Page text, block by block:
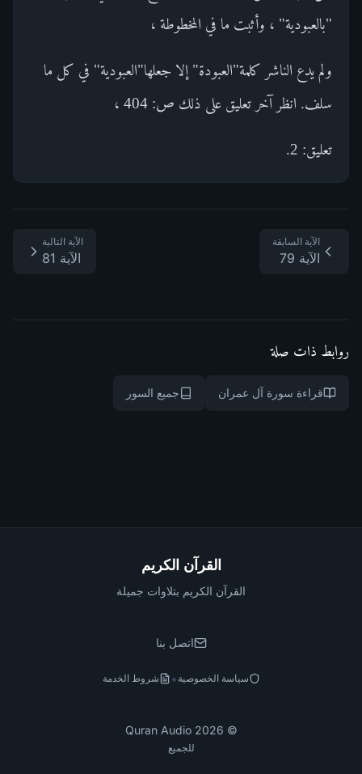
"بالعبودية" ، وأثبت ما في المخطوطة ،
ولم يدع الناشر كلمة"العبودة" إلا جعلها"العبودية" في كل ما
سلف. انظر آخر تعليق على ذلك ص: 404 ،
تعليق: 2.
الآية السابقة
الآية 79
الآية التالية
الآية 81
روابط ذات صلة
قراءة سورة آل عمران جميع السور
القرآن الكريم
القرآن الكريم بتلاوات جميلة
اتصل بنا
سياسة الخصوصية • شروط الخدمة
©
2026
Quran Audio
للجميع